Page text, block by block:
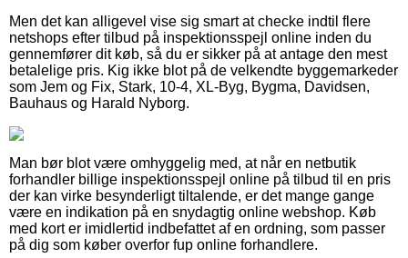
Men det kan alligevel vise sig smart at checke indtil flere
netshops efter tilbud på inspektionsspejl online inden du
gennemfører dit køb, så du er sikker på at antage den mest
betalelige pris. Kig ikke blot på de velkendte byggemarkeder
som Jem og Fix, Stark, 10-4, XL-Byg, Bygma, Davidsen,
Bauhaus og Harald Nyborg.
Man bør blot være omhyggelig med, at når en netbutik
forhandler billige inspektionsspejl online på tilbud til en pris
der kan virke besynderligt tiltalende, er det mange gange
være en indikation på en snydagtig online webshop. Køb
med kort er imidlertid indbefattet af en ordning, som passer
på dig som køber overfor fup online forhandlere.